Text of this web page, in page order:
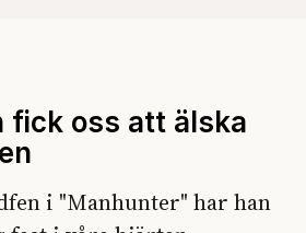
fick oss att älska
i "Manhunter" har han